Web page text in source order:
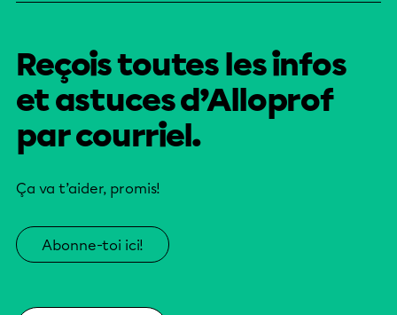
Reçois toutes les infos
et astuces d’Alloprof
par courriel.
Ça va t’aider, promis!
Abonne-toi ici!